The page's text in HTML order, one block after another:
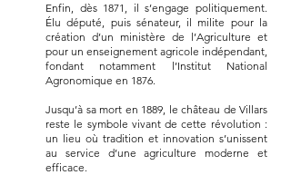
Enfin, dès 1871, il s’engage politiquement.
Élu député, puis sénateur, il milite pour la
création d’un ministère de l’Agriculture et
pour un enseignement agricole indépendant,
fondant notamment l’Institut National
Agronomique en 1876.
Jusqu’à sa mort en 1889, le château de Villars
reste le symbole vivant de cette révolution :
un lieu où tradition et innovation s’unissent
au service d’une agriculture moderne et
efficace.